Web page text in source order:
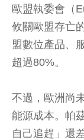
歐盟執委會（
攸關歐盟存亡
盟數位產品、
超過80%。
不過，歐洲尚
能源成本。帕
自己追趕」還